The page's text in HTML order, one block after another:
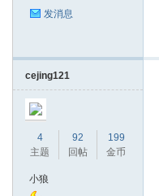
发消息
cejing121
4
主题
92
回帖
199
金币
小狼